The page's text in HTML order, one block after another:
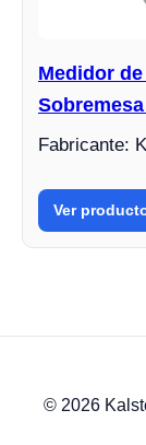
Medidor
Fabricante:
Ver
© 2026